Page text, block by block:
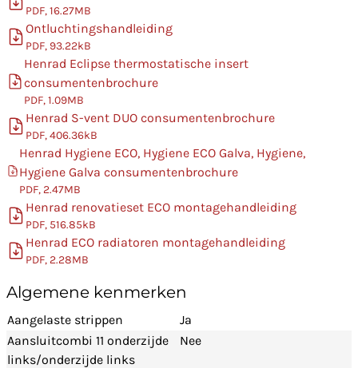
PDF, 16.27MB
Ontluchtingshandleiding
PDF, 93.22kB
Henrad Eclipse thermostatische insert
consumentenbrochure
PDF, 1.09MB
Henrad S-vent DUO consumentenbrochure
PDF, 406.36kB
Henrad Hygiene ECO, Hygiene ECO Galva, Hygiene,
Hygiene Galva consumentenbrochure
PDF, 2.47MB
Henrad renovatieset ECO montagehandleiding
PDF, 516.85kB
Henrad ECO radiatoren montagehandleiding
PDF, 2.28MB
Algemene kenmerken
Aangelaste strippen
Ja
Aansluitcombi 11 onderzijde
links/onderzijde links
Nee